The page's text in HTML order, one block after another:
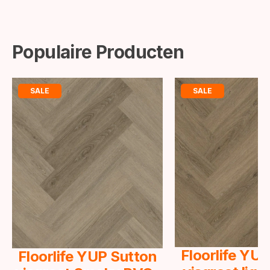
Populaire Producten
SALE
Floorlife YUP Sutton
SALE
Floorlife